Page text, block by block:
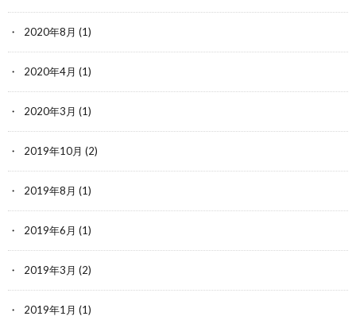
2020年8月 (1)
2020年4月 (1)
2020年3月 (1)
2019年10月 (2)
2019年8月 (1)
2019年6月 (1)
2019年3月 (2)
2019年1月 (1)